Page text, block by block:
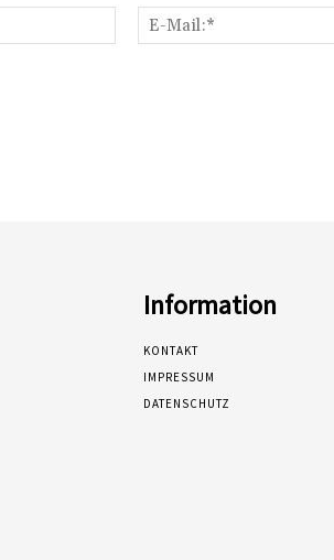
Name:*
Information
KONTAKT
IMPRESSUM
DATENSCHUTZ